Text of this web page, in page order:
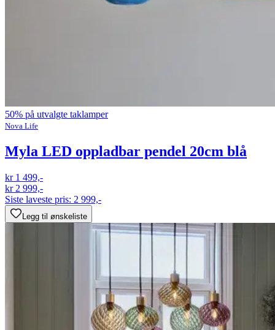
50% på utvalgte taklamper
Nova Life
Myla LED oppladbar pendel 20cm blå
kr 1 499,-
kr 2 999,-
Siste laveste pris: 2 999,-
Legg til ønskeliste